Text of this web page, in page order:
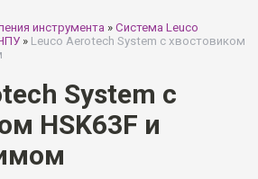
инструмента » Система Leuco
» Leuco Aerotech System с хвостовиком
System с
HSK63F и